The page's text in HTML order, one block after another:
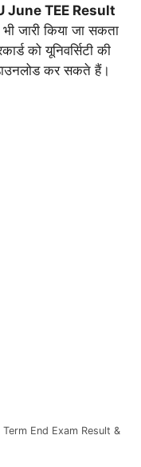
June TEE Result
जारी किया जा सकता
को यूनिवर्सिटी की
कर सकते हैं।
End Exam Result &